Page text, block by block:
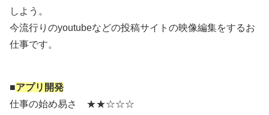
しよう。
今流行りのyoutubeなどの投稿サイトの映像編集をするお
仕事です。
■アプリ開発
仕事の始め易さ ★★☆☆☆